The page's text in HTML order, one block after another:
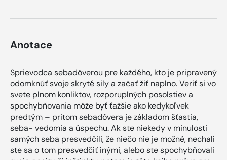
Anotace
Sprievodca sebadôverou pre každého, kto je pripravený
odomknúť svoje skryté sily a začať žiť naplno. Veriť si vo
svete plnom konliktov, rozporuplných posolstiev a
spochybňovania môže byť ťažšie ako kedykoľvek
predtým – pritom sebadôvera je základom šťastia,
seba- vedomia a úspechu. Ak ste niekedy v minulosti
samých seba presvedčili, že niečo nie je možné, nechali
ste sa o tom presvedčiť inými, alebo ste spochybňovali